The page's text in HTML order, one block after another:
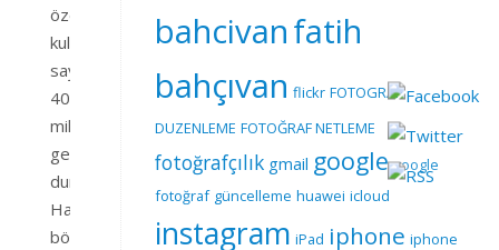
özelliği
kullananların
sayısı
400
milyonu
geçmiş
durumda.
Hal
böyle
bahcivanfatih
bahçıvan flickr FOTOGRAF
DUZENLEME FOTOĞRAF NETLEME
fotoğrafçılık gmail google google
fotoğraf güncelleme huawei icloud
instagram iPad iphone iphone